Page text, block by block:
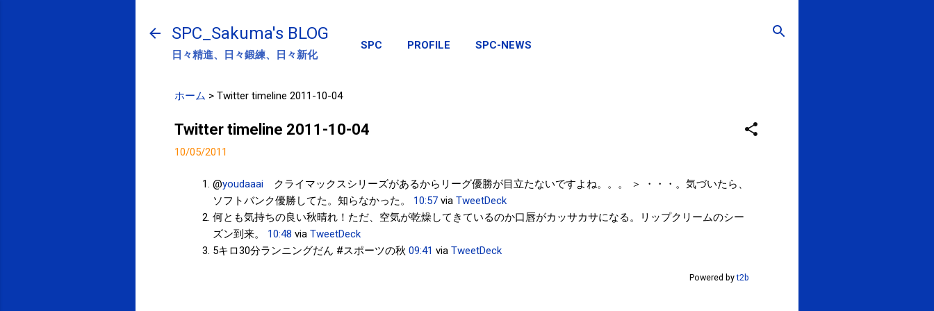
SPC_Sakuma's BLOG
日々精進、日々鍛練、日々新化
SPC PROFILE SPC-NEWS
ホーム > Twitter timeline 2011-10-04
Twitter timeline 2011-10-04
10/05/2011
@youdaaai クライマックスシリーズがあるからリーグ優勝が目立たないですよね。。。 ＞ ・・・。気づいたら、
ソフトバンク優勝してた。知らなかった。
10:57 via TweetDeck
何とも気持ちの良い秋晴れ！ただ、空気が乾燥してきているのか口唇がカッサカサになる。リップクリームのシー
ズン到来。
10:48 via TweetDeck
5キロ30分ランニングだん #スポーツの秋 09:41 via TweetDeck
Powered byt2b